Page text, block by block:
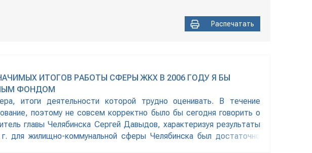
Распечатать
ИТОГОВ РАБОТЫ СФЕРЫ ЖКХ В 2006 ГОДУ Я БЫ
ФОНДОМ
итоги деятельности которой трудно оценивать. В течение
поэтому не совсем корректно было бы сегодня говорить о
главы Челябинска Сергей Давыдов, характеризуя результаты
жилищно-коммунальной сферы Челябинска был достаточно